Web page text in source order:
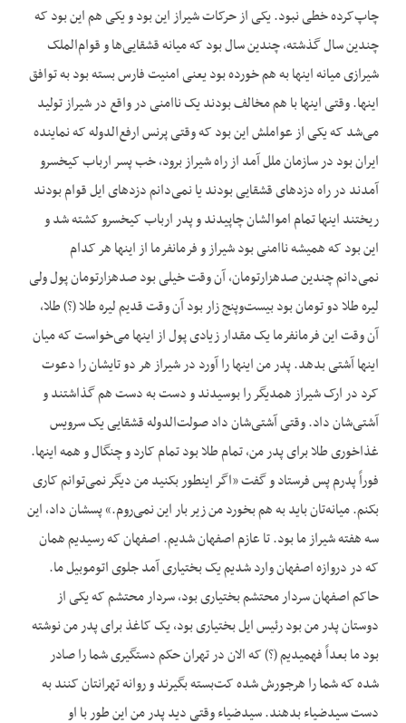
چاپ‌کرده خطی نبود. یکی از حرکات شیراز این بود و یکی هم این بود که
چندین سال گذشته، چندین سال بود که میانه قشقایی‌ها و قوام‌الملک
شیرازی میانه اینها به هم خورده بود یعنی امنیت فارس بسته بود به توافق
اينها. وقتی اینها با هم مخالف بودند یک ناامنی در واقع در شیراز تولید
می‌‌‌‌شد که یکی از عواملش این بود که وقتی پرنس ارفع‌الدوله که نماینده
ایران بود در سازمان ملل آمد از راه شیراز برود، خب پسر ارباب کیخسرو
آمدند در راه دزدهای قشقایی بودند یا نمی‌دانم دزدهای ایل قوام بودند
ريختند اینها تمام اموالشان چاپیدند و پدر ارباب کیخسرو کشته شد و
این بود که همیشه ناامنی بود شیراز و فرمانفرما از اينها هر کدام
نمی‌دانم چندین صدهزارتومان، آن وقت خیلی بود صدهزارتومان پول ولی
ليره طلا دو تومان بود بیست‌وپنج زار بود آن وقت قديم لیره طلا (؟) طلا،
آن وقت این فرمانفرما یک مقدار زیادی پول از اینها می‌‌‌‌خواست که میان
اینها آشتی بدهد. پدر من اینها را آورد در شیراز هر دو تایشان را دعوت
کرد در ارک شیراز همدیگر را بوسیدند و دست به دست هم گذاشتند و
آشتی‌شان داد. وقتی آشتی‌شان داد صولت‌الدوله قشقایی یک سرویس
غذاخوری طلا برای پدر من، تمام طلا بود تمام کارد و چنگال و همه اینها.
فوراً پدرم پس فرستاد و گفت «اگر اینطور بکنید من دیگر نمی‌توانم کاری
بکنم. میانه‌تان باید به هم بخورد من زیر بار این نمی‌روم.» پسشان داد، این
سه هفته شیراز ما بود. تا عازم اصفهان شدیم. اصفهان که رسیدیم همان
که در دروازه اصفهان وارد شدیم یک بختیاری آمد جلوی اتوموبیل ما.
حاکم اصفهان سردار محتشم بختیاری بود، سردار محتشم که یکی از
دوستان پدر من بود رئیس ایل بختیاری بود، یک کاغذ برای پدر من نوشته
بود ما بعداً فهمیدیم (؟) که الان در تهران حکم دستگیری شما را صادر
شده که شما را هرجورش شده کت‌بسته بگیرند و روانه تهرانتان کنند به
دست سیدضياء بدهند. سیدضیاء وقتی دید پدر من این طور با او